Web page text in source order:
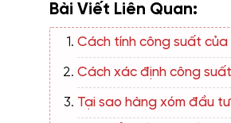
Bài Viết Liên Quan:
Cách tính công suất
Cách xác định công
Tại sao hàng xóm đầu